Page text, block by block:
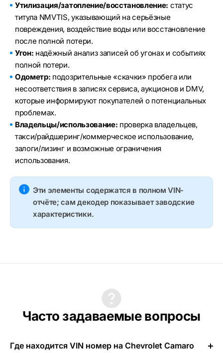
Утилизация/затопление/восстановление: статус
титула NMVTIS, указывающий на серьёзные
повреждения, воздействие воды или восстановление
после полной потери.
Угон: надёжный анализ записей об угонах и событиях
полной потери.
Одометр: подозрительные «скачки» пробега или
несоответствия в записях сервиса, аукционов и DMV,
которые информируют покупателей о потенциальных
проблемах.
Владельцы/использование: проверка владельцев,
такси/райдшеринг/коммерческое использование,
залоги/лизинг и возможные ограничения
использования.
Эти элементы содержатся в полном VIN-
отчёте; сам декодер показывает заводские
характеристики.
Часто задаваемые вопросы
Где находится VIN номер на Chevrolet Camaro